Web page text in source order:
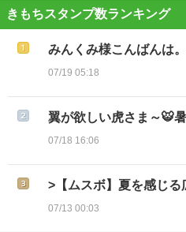
きもちスタンプ数ランキング
みんくみ様こんばんは
07/19 05:18
翼が欲しい虎さま～🐯
07/18 16:06
>【ムスボ】夏を感じ
07/13 00:03